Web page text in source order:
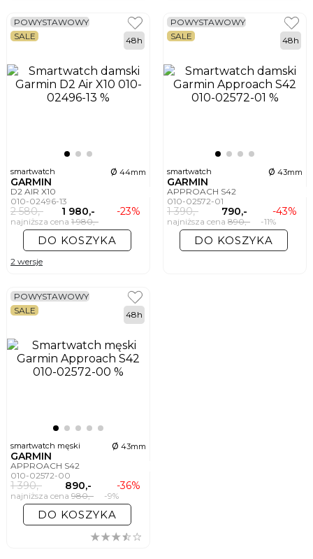
smartwatch ø 44mm
GARMIN
D2 AIR X10
010-02496-13
2 580,- 1 980,- -23%
najniższa cena 1 980,-
POWYSTAWOWY
SALE
48h
DO KOSZYKA
2 wersje
smartwatch ø 43mm
GARMIN
APPROACH S42
010-02572-01
1 390,- 790,- -43%
najniższa cena 890,- -11%
POWYSTAWOWY
SALE
48h
DO KOSZYKA
smartwatch męski ø 43mm
GARMIN
APPROACH S42
010-02572-00
1 390,- 890,- -36%
najniższa cena 980,- -9%
POWYSTAWOWY
SALE
48h
DO KOSZYKA